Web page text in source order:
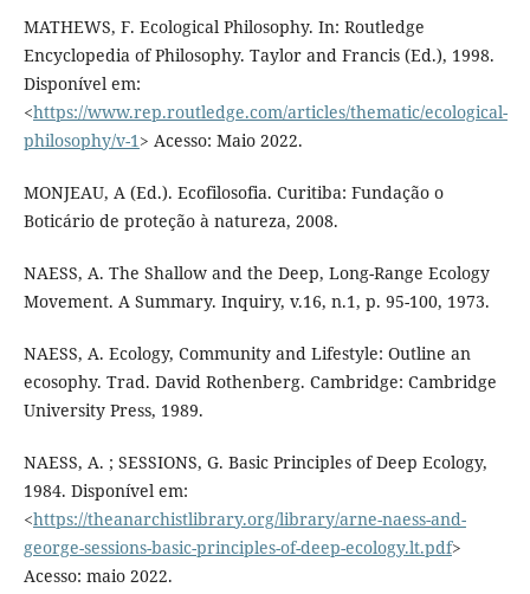
MATHEWS, F. Ecological Philosophy. In: Routledge
Encyclopedia of Philosophy. Taylor and Francis (Ed.), 1998.
Disponível em:
<https://www.rep.routledge.com/articles/thematic/ecological-
philosophy/v-1 > Acesso: Maio 2022.
MONJEAU, A (Ed.). Ecofilosofia. Curitiba: Fundação o
Boticário de proteção à natureza, 2008.
NAESS, A. The Shallow and the Deep, Long-Range Ecology
Movement. A Summary. Inquiry, v.16, n.1, p. 95-100, 1973.
NAESS, A. Ecology, Community and Lifestyle: Outline an
ecosophy. Trad. David Rothenberg. Cambridge: Cambridge
University Press, 1989.
NAESS, A. ; SESSIONS, G. Basic Principles of Deep Ecology,
1984. Disponível em:
<https://theanarchistlibrary.org/library/arne-naess-and-
george-sessions-basic-principles-of-deep-ecology.lt.pdf>
Acesso: maio 2022.